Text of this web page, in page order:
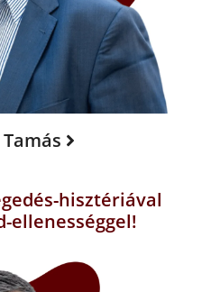
hisztériával
ellenességgel!